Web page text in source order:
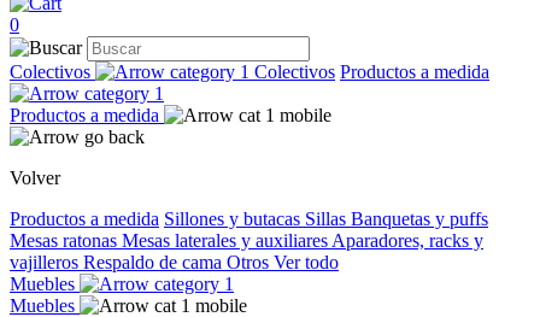
0
Colectivos Colectivos Productos a medida
Productos a medida
Volver
Productos a medida Sillones y butacas Sillas Banquetas y puffs
Mesas ratonas Mesas laterales y auxiliares Aparadores, racks y
vajilleros Respaldo de cama Otros Ver todo
Muebles
Muebles